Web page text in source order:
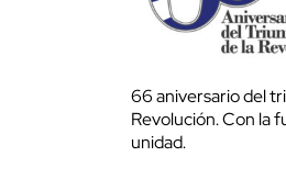
66 aniversario del
Revolución. Con la
unidad.